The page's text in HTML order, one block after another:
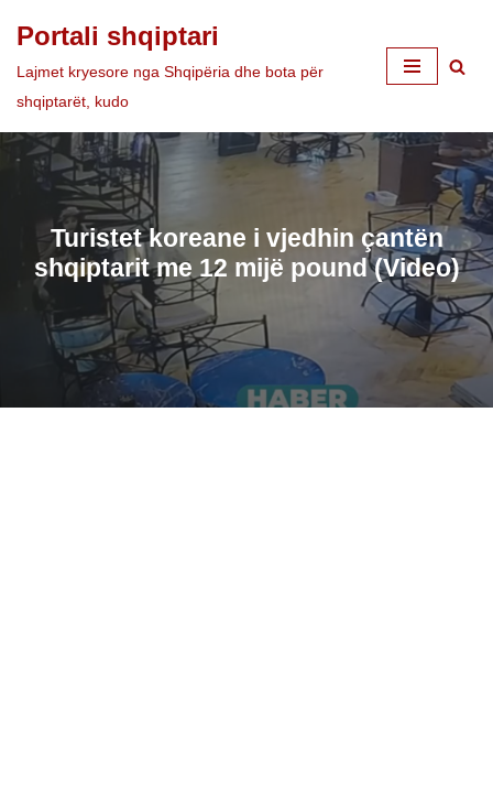
Skip
to
Portali shqiptari
Lajmet kryesore nga Shqipëria dhe bota për
shqiptarët, kudo
Turistet koreane i vjedhin çantën
shqiptarit me 12 mijë pound (Video)